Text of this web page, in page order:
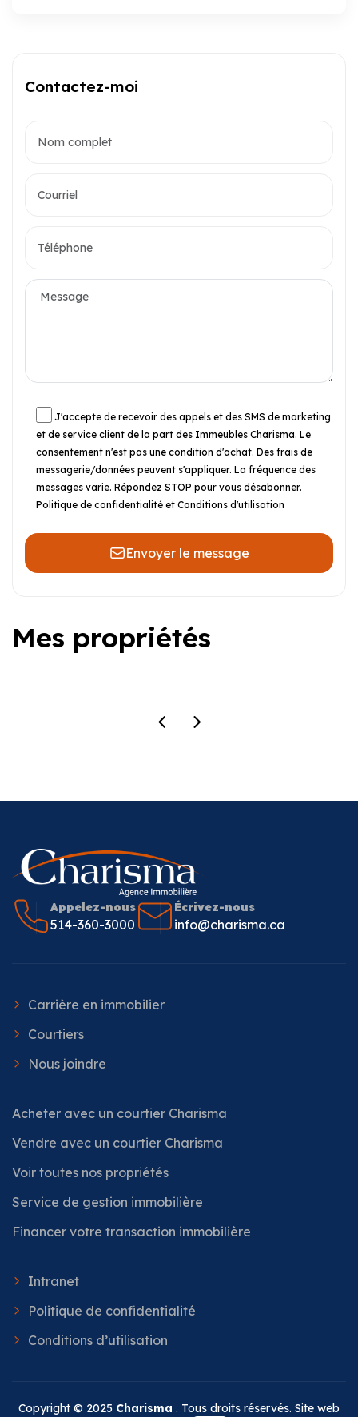
Contactez-moi
J'accepte de recevoir des appels et des SMS de marketing
et de service client de la part des Immeubles Charisma. Le
consentement n'est pas une condition d'achat. Des frais de
messagerie/données peuvent s'appliquer. La fréquence des
messages varie. Répondez STOP pour vous désabonner.
Politique de confidentialité et Conditions d'utilisation
Envoyer le message
Mes propriétés
Appelez-nous
514-360-3000
Écrivez-nous
info@charisma.ca
Carrière en immobilier
Courtiers
Nous joindre
Acheter avec un courtier Charisma
Vendre avec un courtier Charisma
Voir toutes nos propriétés
Service de gestion immobilière
Financer votre transaction immobilière
Intranet
Politique de confidentialité
Conditions d’utilisation
Copyright © 2025 Charisma . Tous droits réservés. Site web